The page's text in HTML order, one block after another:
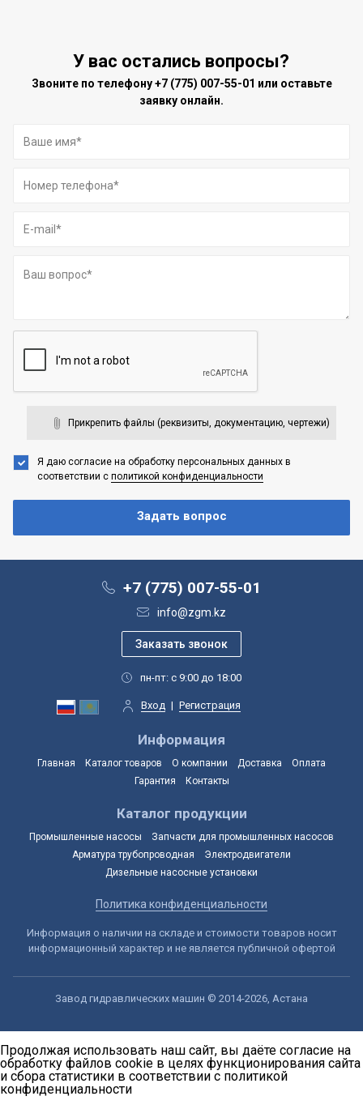
У вас остались вопросы?
Звоните по телефону+7 (775) 007-55-01 или оставьте
заявку онлайн.
Прикрепить файлы (реквизиты, документацию, чертежи)
Я даю согласие на обработку персональных данных в
соответствии с политикой конфиденциальности
+7 (775) 007-55-01
info@zgm.kz
пн-пт: с 9:00 до 18:00
Вход | Регистрация
Информация
Главная Каталог товаров О компании Доставка
Оплата
Гарантия
Контакты
Каталог продукции
Промышленные насосы
Запчасти для промышленных насосов
Арматура трубопроводная
Электродвигатели
Дизельные насосные установки
Политика конфиденциальности
Информация о наличии на складе и стоимости товаров носит
информационный характер и не является публичной офертой
Завод гидравлических машин © 2014-2026, Астана
Продолжая использовать наш сайт, вы даёте согласие на
обработку файлов cookie в целях функционирования сайта
и сбора статистики в соответствии с политикой
конфиденциальности